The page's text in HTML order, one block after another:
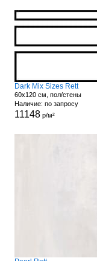
Dark Mix Sizes Rett
60x120 см, пол/стены
Наличие: по запросу
11148р/м²